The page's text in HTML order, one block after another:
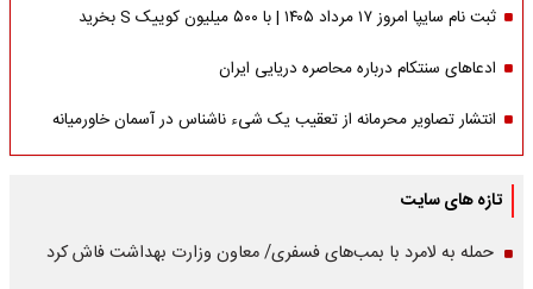
ثبت نام سایپا امروز ۱۷ مرداد ۱۴۰۵ | با ۵۰۰ میلیون کوییک S بخرید
ادعاهای سنتکام درباره محاصره دریایی ایران
انتشار تصاویر محرمانه از تعقیب یک شیء ناشناس در آسمان خاورمیانه
تازه های سایت
حمله به لامرد با بمب‌های فسفری/ معاون وزارت بهداشت فاش کرد